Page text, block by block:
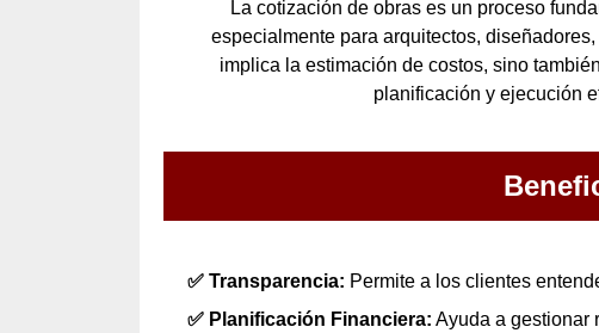
La cotización de obras es un proceso
especialmente para arquitectos,
implica la estimación de costos, sino
planificación y ejecución
✅ Transparencia: Permite a los clientes
✅ Planificación Financiera: Ayuda a gestionar